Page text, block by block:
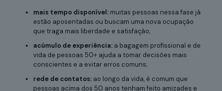
mais tempo disponível:muitas pessoas nessa fase já
estão aposentadas ou buscam uma nova ocupação
que traga mais liberdade e satisfação;
acúmulo de experiência:a bagagem profissional e de
vida de pessoas 50+ ajuda a tomar decisões mais
conscientes e a evitar erros comuns;
rede de contatos:ao longo da vida, é comum que
pessoas acima dos 50 anos tenham feito amizades e